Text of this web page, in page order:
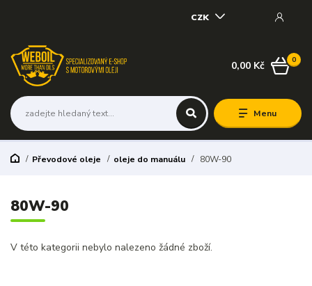
Menu
CZK
0
0,00 Kč
Převodové oleje oleje do manuálu 80W-90
80W-90
V této kategorii nebylo nalezeno žádné zboží.